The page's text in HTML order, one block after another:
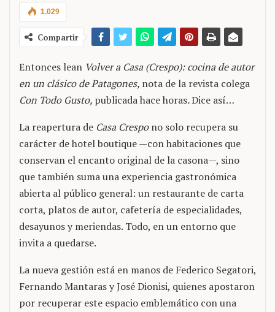
1.029
Compartir
Entonces lean Volver a Casa (Crespo): cocina de autor
en un clásico de Patagones, nota de la revista colega
Con Todo Gusto, publicada hace horas.Dice así…
La reapertura de Casa Crespono solo recupera su
carácter de hotel boutique —con habitaciones que
conservan el encanto original de la casona—, sino
que también suma una experiencia gastronómica
abierta al público general: un restaurante de carta
corta, platos de autor, cafetería de especialidades,
desayunos y meriendas. Todo, en un entorno que
invita a quedarse.
La nueva gestión está en manos de Federico Segatori,
Fernando Mantaras y José Dionisi, quienes apostaron
por recuperar este espacio emblemático con una